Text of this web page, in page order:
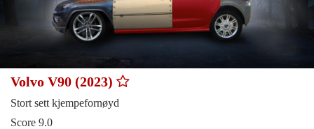
Volvo V90 (2023)
Stort sett kjempefornøyd
Score 9.0